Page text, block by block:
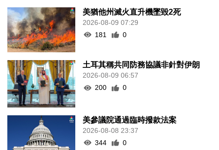
美猶他州滅火直升機墜毀2死
2026-08-09 07:29
181
0
土耳其稱共同防務協議非針對伊朗
2026-08-09 06:57
200
0
美參議院通過臨時撥款法案
2026-08-08 23:37
344
0